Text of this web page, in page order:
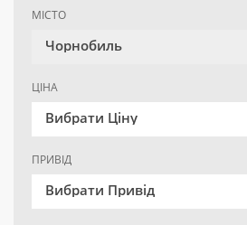
МІСТО
Чорнобиль
ЦІНА
Вибрати Ціну
ПРИВІД
Вибрати Привід